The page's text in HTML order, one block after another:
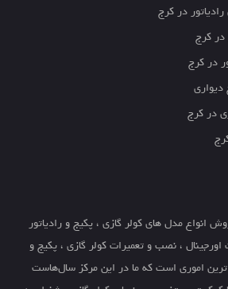
در کرج
در کرج
در کرج
دیواری
در کرج
انواع مدل های کولر گازی ، پکیج و رادیاتور
، نصب و تعمیرات کولر گازی ، پکیج و
اموری است که ما در این مرکز سال‌هاست